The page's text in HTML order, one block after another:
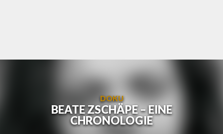
DOKU
BEATE ZSCHÄPE – EINE
CHRONOLOGIE